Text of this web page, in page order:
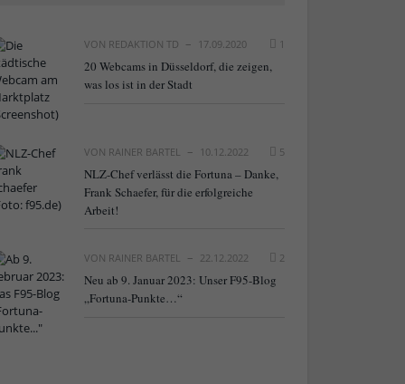
VON REDAKTION TD 17.09.2020 1
20 Webcams in Düsseldorf, die zeigen,
was los ist in der Stadt
VON RAINER BARTEL 10.12.2022 5
NLZ-Chef verlässt die Fortuna – Danke,
Frank Schaefer, für die erfolgreiche
Arbeit!
VON RAINER BARTEL 22.12.2022 2
Neu ab 9. Januar 2023: Unser F95-Blog
„Fortuna-Punkte…“